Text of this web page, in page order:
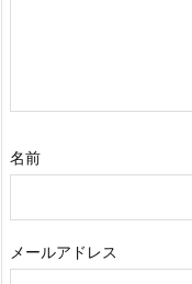
名前
メールアドレス